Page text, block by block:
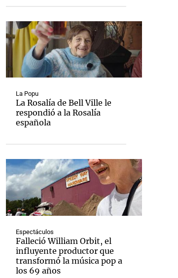
La Popu
La Rosalía de Bell Ville le
respondió a la Rosalía
española
Espectáculos
Falleció William Orbit, el
influyente productor que
transformó la música pop a
los 69 años